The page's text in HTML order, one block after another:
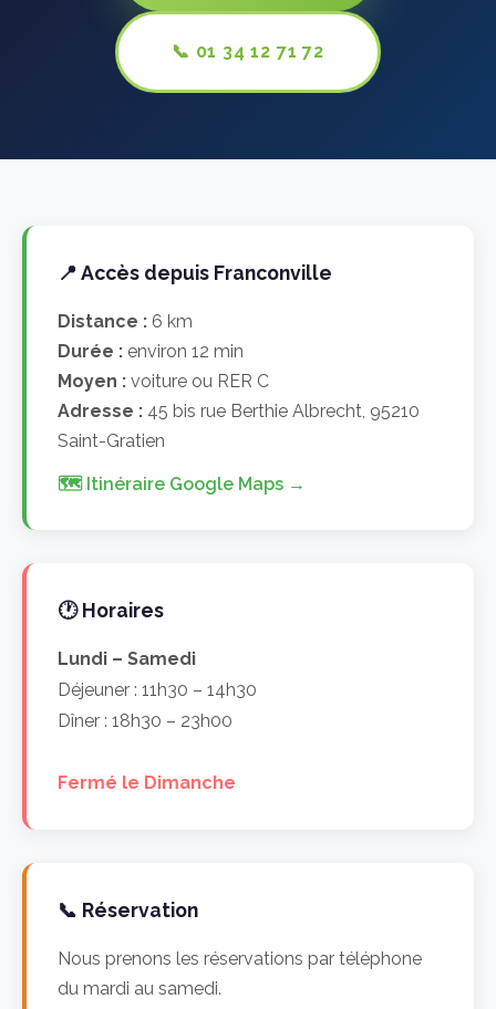
📞 01 34 12 71 72
📍 Accès depuis Franconville
Distance : 6 km
Durée : environ 12 min
Moyen : voiture ou RER C
Adresse : 45 bis rue Berthie Albrecht, 95210
Saint-Gratien
🗺 Itinéraire Google Maps →
🕐 Horaires
Lundi – Samedi
Déjeuner : 11h30 – 14h30
Dîner : 18h30 – 23h00
Fermé le Dimanche
📞 Réservation
Nous prenons les réservations par téléphone
du mardi au samedi.